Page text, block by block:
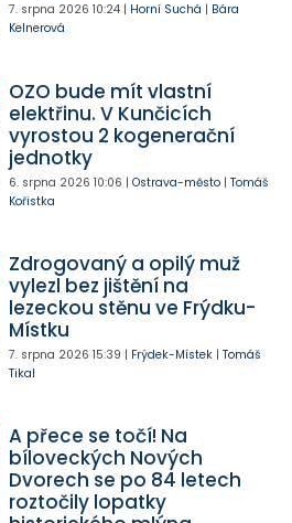
7. srpna 2026 10:24| Horní Suchá | Bára
Kelnerová
OZO bude mít vlastní
elektřinu. V Kunčicích
vyrostou 2 kogenerační
jednotky
6. srpna 2026 10:06 | Ostrava-město| Tomáš
Kořistka
Zdrogovaný a opilý muž
vylezl bez jištění na
lezeckou stěnu ve Frýdku-
Místku
7. srpna 2026 15:39 | Frýdek-Místek| Tomáš
Tikal
A přece se točí! Na
bíloveckých Nových
Dvorech se po 84 letech
roztočily lopatky